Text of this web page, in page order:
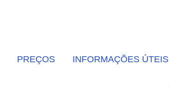
PREÇOS INFORMAÇÕES ÚTEIS